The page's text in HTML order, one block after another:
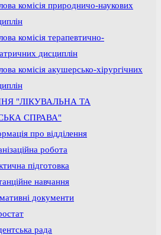
комісія природничо-наукових
комісія терапевтично-
дисциплін
комісія акушерсько-хірургічних
"ЛІКУВАЛЬНА ТА
СПРАВА"
про відділення
робота
підготовка
навчання
документи
рада